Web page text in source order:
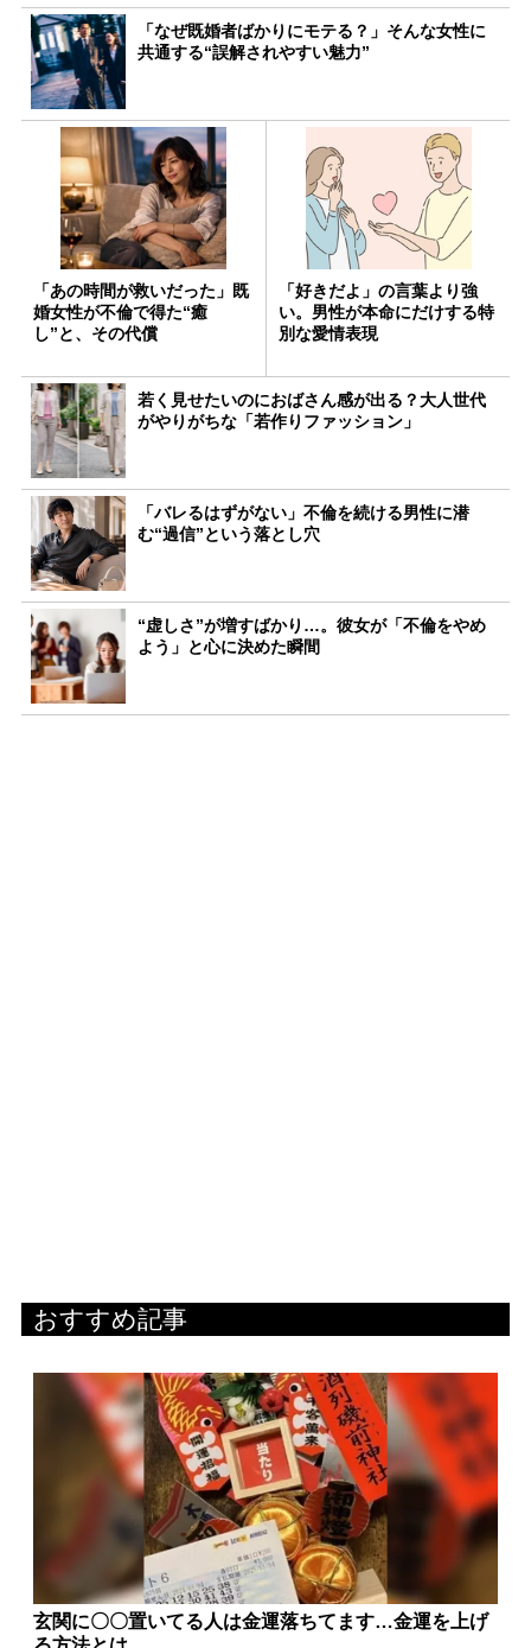
「なぜ既婚者ばかりにモテる？」そんな女性に
共通する“誤解されやすい魅力”
「あの時間が救いだった」既
婚女性が不倫で得た“癒
し”と、その代償
「好きだよ」の言葉より強
い。男性が本命にだけする特
別な愛情表現
若く見せたいのにおばさん感が出る？大人世代
がやりがちな「若作りファッション」
「バレるはずがない」不倫を続ける男性に潜
む“過信”という落とし穴
“虚しさ”が増すばかり…。彼女が「不倫をやめ
よう」と心に決めた瞬間
おすすめ記事
玄関に〇〇置いてる人は金運落ちてます…金運を上げ